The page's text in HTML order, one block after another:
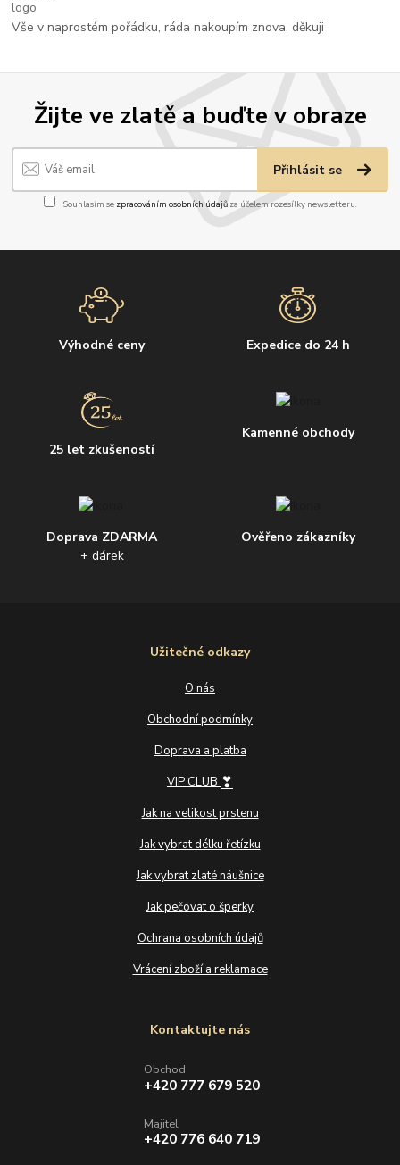
Žijte ve zlatě a buďte v obraze
Přihlásit se
Souhlasím se zpracováním osobních údajůza účelem rozesílky newsletteru.
Výhodné ceny Expedice do 24 h
25 let zkušeností
Kamenné obchody
Doprava ZDARMA
+ dárek
Ověřeno zákazníky
Užitečné odkazy
O nás
Obchodní podmínky
Doprava a platba
VIP CLUB ❣
Jak na velikost prstenu
Jak vybrat délku řetízku
Jak vybrat zlaté náušnice
Jak pečovat o šperky
Ochrana osobních údajů
Vrácení zboží a reklamace
Kontaktujte nás
Obchod
+420 777 679 520
Majitel
+420 776 640 719
Vše v naprostém pořádku, ráda nakoupím znova. děkuji